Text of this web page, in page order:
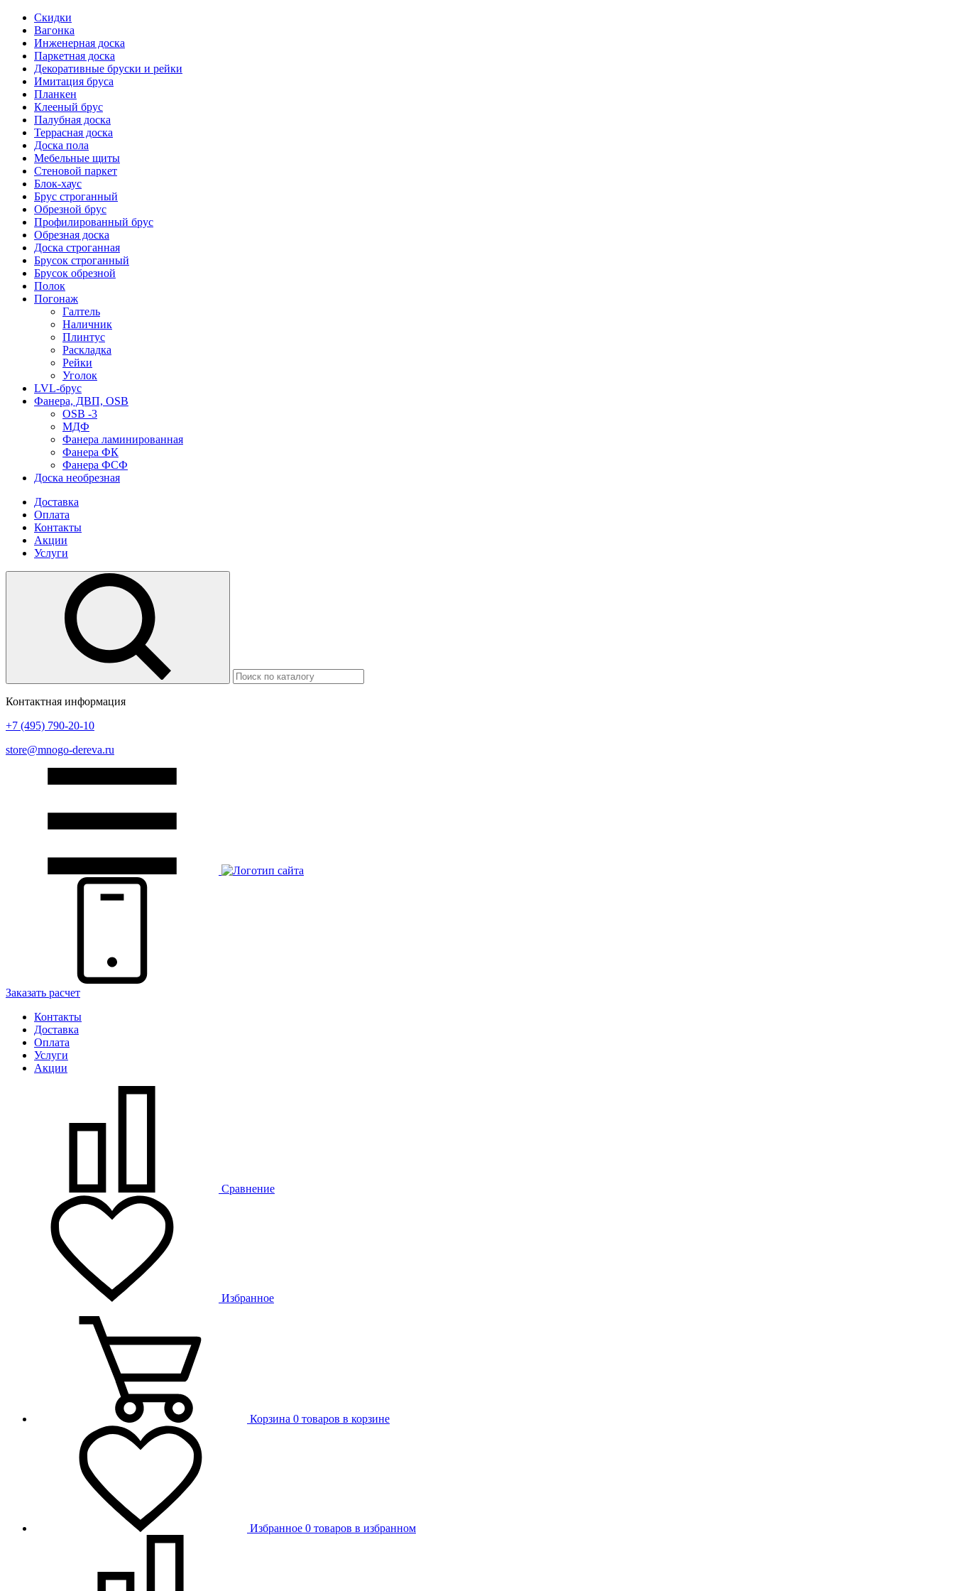
Скидки
Вагонка
Инженерная доска
Паркетная доска
Декоративные бруски и рейки
Имитация бруса
Планкен
Клееный брус
Палубная доска
Террасная доска
Доска пола
Мебельные щиты
Стеновой паркет
Блок-хаус
Брус строганный
Обрезной брус
Профилированный брус
Обрезная доска
Доска строганная
Брусок строганный
Брусок обрезной
Полок
Погонаж
Галтель
Наличник
Плинтус
Раскладка
Рейки
Уголок
LVL-брус
Фанера, ДВП, OSB
OSB -3
МДФ
Фанера ламинированная
Фанера ФК
Фанера ФСФ
Доска необрезная
Доставка
Оплата
Контакты
Акции
Услуги
Контактная информация
+7 (495) 790-20-10
store@mnogo-dereva.ru
Заказать расчет
Контакты
Доставка
Оплата
Услуги
Акции
Сравнение
Избранное
Корзина 0 товаров в корзине
Избранное 0 товаров в избранном